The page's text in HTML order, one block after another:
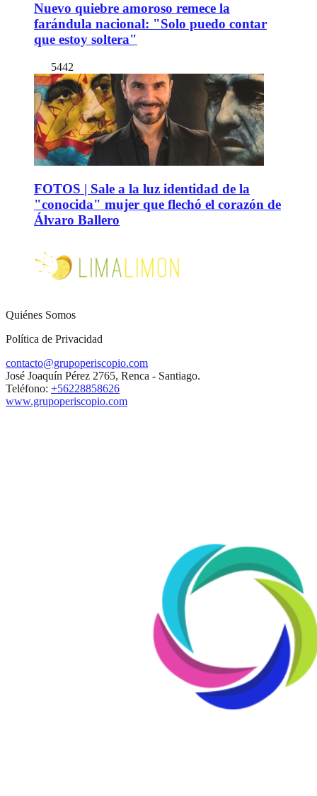
Nuevo quiebre amoroso remece la
farándula nacional: "Solo puedo contar
que estoy soltera"
5442
FOTOS | Sale a la luz identidad de la
"conocida" mujer que flechó el corazón de
Álvaro Ballero
Quiénes Somos
Política de Privacidad
contacto@grupoperiscopio.com
José Joaquín Pérez 2765, Renca - Santiago.
Teléfono: +56228858626
www.grupoperiscopio.com